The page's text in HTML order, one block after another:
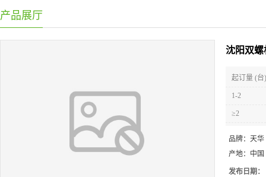
产品展厅
沈阳双螺
起订量 (台)
1-2
≥2
品牌： 天华
产地： 中国
发布日期：